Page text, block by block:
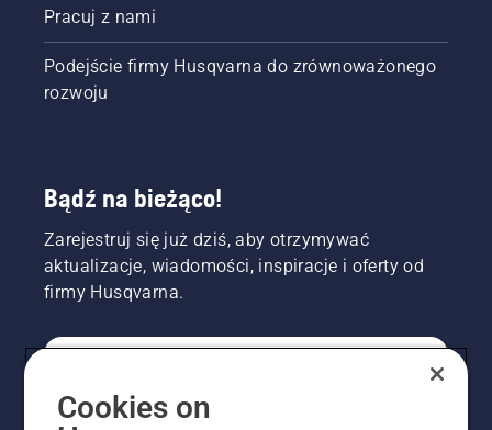
Pracuj z nami
Podejście firmy Husqvarna do zrównoważonego
rozwoju
Bądź na bieżąco!
Zarejestruj się już dziś, aby otrzymywać
aktualizacje, wiadomości, inspiracje i oferty od
firmy Husqvarna.
Cookies on